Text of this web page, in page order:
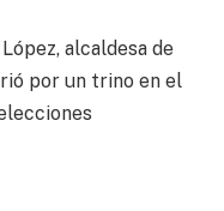
alcaldesa de
por un trino en el